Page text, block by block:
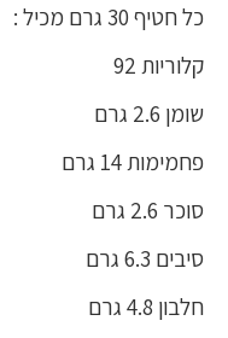
כל חטיף 30 גרם מכיל :
קלוריות 92
שומן 2.6 גרם
פחמימות 14 גרם
סוכר 2.6 גרם
סיבים 6.3 גרם
חלבון 4.8 גרם